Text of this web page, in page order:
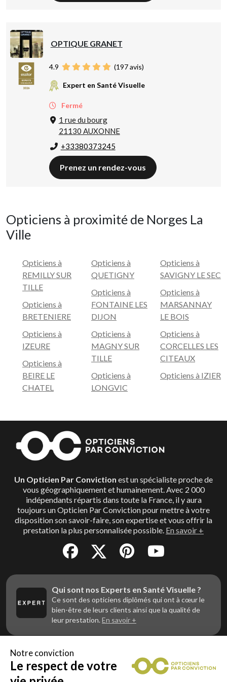
OPTIQUE GRANET
4.9 (197avis)
Expert en Santé Visuelle
Fermé
1 rue du bourg
21130 AUXONNE
+33380373245
Prenez un rendez-vous
Opticiens à proximité de Norges La
Ville
Opticiens à
REMILLY SUR
TILLE
Opticiens à
BRETENIERE
Opticiens à
IZEURE
Opticiens à
BEIRE LE
CHATEL
Opticiens à
QUETIGNY
Opticiens à
FONTAINE LES
DIJON
Opticiens à
MAGNY SUR
TILLE
Opticiens à
LONGVIC
Opticiens à
SAVIGNY LE SEC
Opticiens à
MARSANNAY
LE BOIS
Opticiens à
CORCELLES LES
CITEAUX
Opticiens à IZIER
Un Opticien Par Conviction est un spécialiste proche de
vous géographiquement et humainement. Avec 2 000
indépendants répartis dans toute la France, il y aura
toujours un Opticien Par Conviction pour mettre à votre
disposition son savoir-faire, son expertise et vous offrir la
prestation la plus personnalisée possible. En savoir +
Qui sont nos Experts en Santé Visuelle ?
Ce sont des opticiens diplômés qui ont à cœur le
bien-être de leurs clients ainsi que la qualité de
leur prestation. En savoir +
Vous êtes un professionnel de la vue et
vous souhaitez nous rejoindre ?
Notre conviction
Le respect de votre